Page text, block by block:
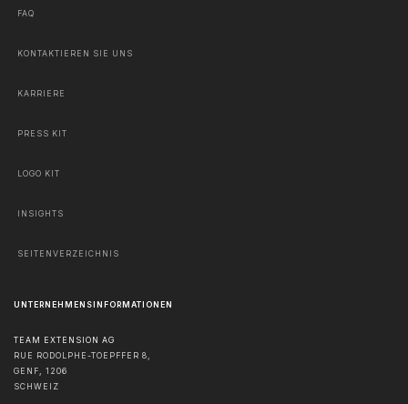
FAQ
KONTAKTIEREN SIE UNS
KARRIERE
PRESS KIT
LOGO KIT
INSIGHTS
SEITENVERZEICHNIS
UNTERNEHMENSINFORMATIONEN
TEAM EXTENSION AG
RUE RODOLPHE-TOEPFFER 8,
GENF, 1206
SCHWEIZ